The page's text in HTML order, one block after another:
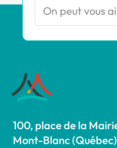
100, place de la
Mont-Blanc